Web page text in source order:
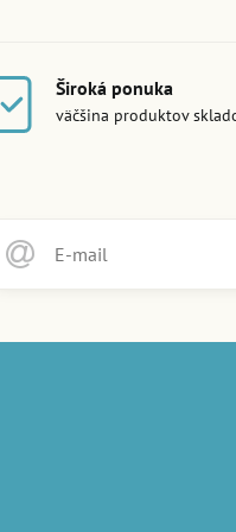
Široká ponuka
väčšina produktov